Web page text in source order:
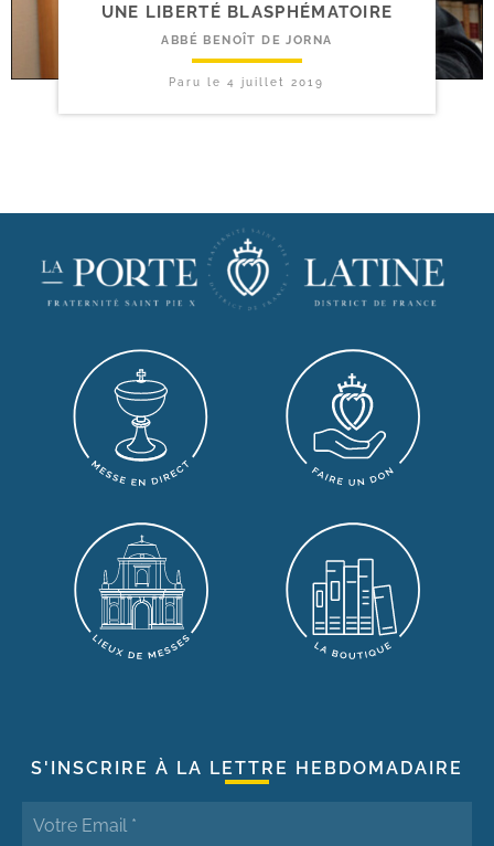
UNE LIBERTÉ BLASPHÉMATOIRE
ABBÉ BENOÎT DE JORNA
Paru le4 juillet 2019
S'INSCRIRE À LA LETTRE HEBDOMADAIRE